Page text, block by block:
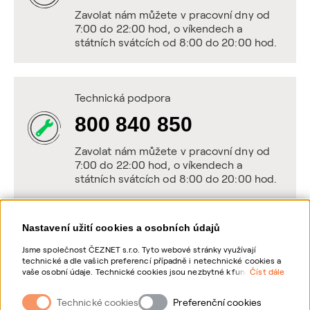
Nastavení užití cookies a osobních údajů
Jsme společnost ČEZNET s.r.o. Tyto webové stránky využívají
technické a dle vašich preferencí případně i netechnické cookies a
vaše osobní údaje. Technické cookies jsou nezbytné k fungování
webové stránky vašim preferencím, k personalizaci reklam a
analytice. Pro sběr a zpracování netechnických cookies a vašich
Číst dále
Technické cookies Preferenční cookies
Zavolat nám můžete v pracovní dny od
7:00 do 22:00 hod, o víkendech a
státních svátcích od 8:00 do 20:00 hod.
Technická podpora
800 840 850
Zavolat nám můžete v pracovní dny od
7:00 do 22:00 hod, o víkendech a
státních svátcích od 8:00 do 20:00 hod.
Napište nám
POSLAT VZKAZ
Zanechte nám vzkaz online, my se vám